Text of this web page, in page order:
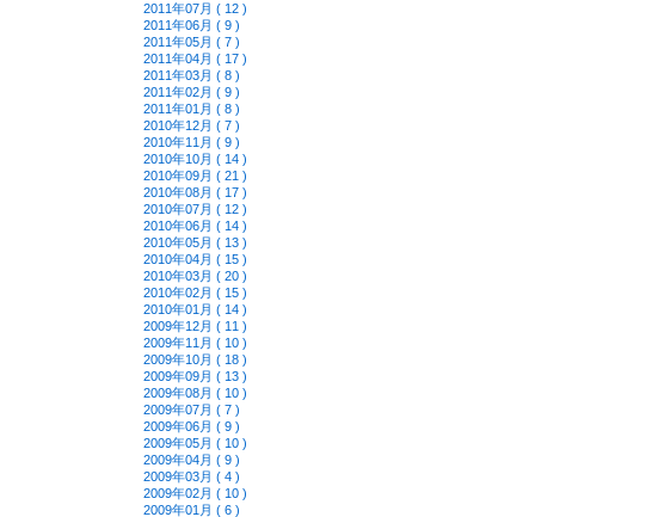
2011年07月 ( 12 )
2011年06月 ( 9 )
2011年05月 ( 7 )
2011年04月 ( 17 )
2011年03月 ( 8 )
2011年02月 ( 9 )
2011年01月 ( 8 )
2010年12月 ( 7 )
2010年11月 ( 9 )
2010年10月 ( 14 )
2010年09月 ( 21 )
2010年08月 ( 17 )
2010年07月 ( 12 )
2010年06月 ( 14 )
2010年05月 ( 13 )
2010年04月 ( 15 )
2010年03月 ( 20 )
2010年02月 ( 15 )
2010年01月 ( 14 )
2009年12月 ( 11 )
2009年11月 ( 10 )
2009年10月 ( 18 )
2009年09月 ( 13 )
2009年08月 ( 10 )
2009年07月 ( 7 )
2009年06月 ( 9 )
2009年05月 ( 10 )
2009年04月 ( 9 )
2009年03月 ( 4 )
2009年02月 ( 10 )
2009年01月 ( 6 )